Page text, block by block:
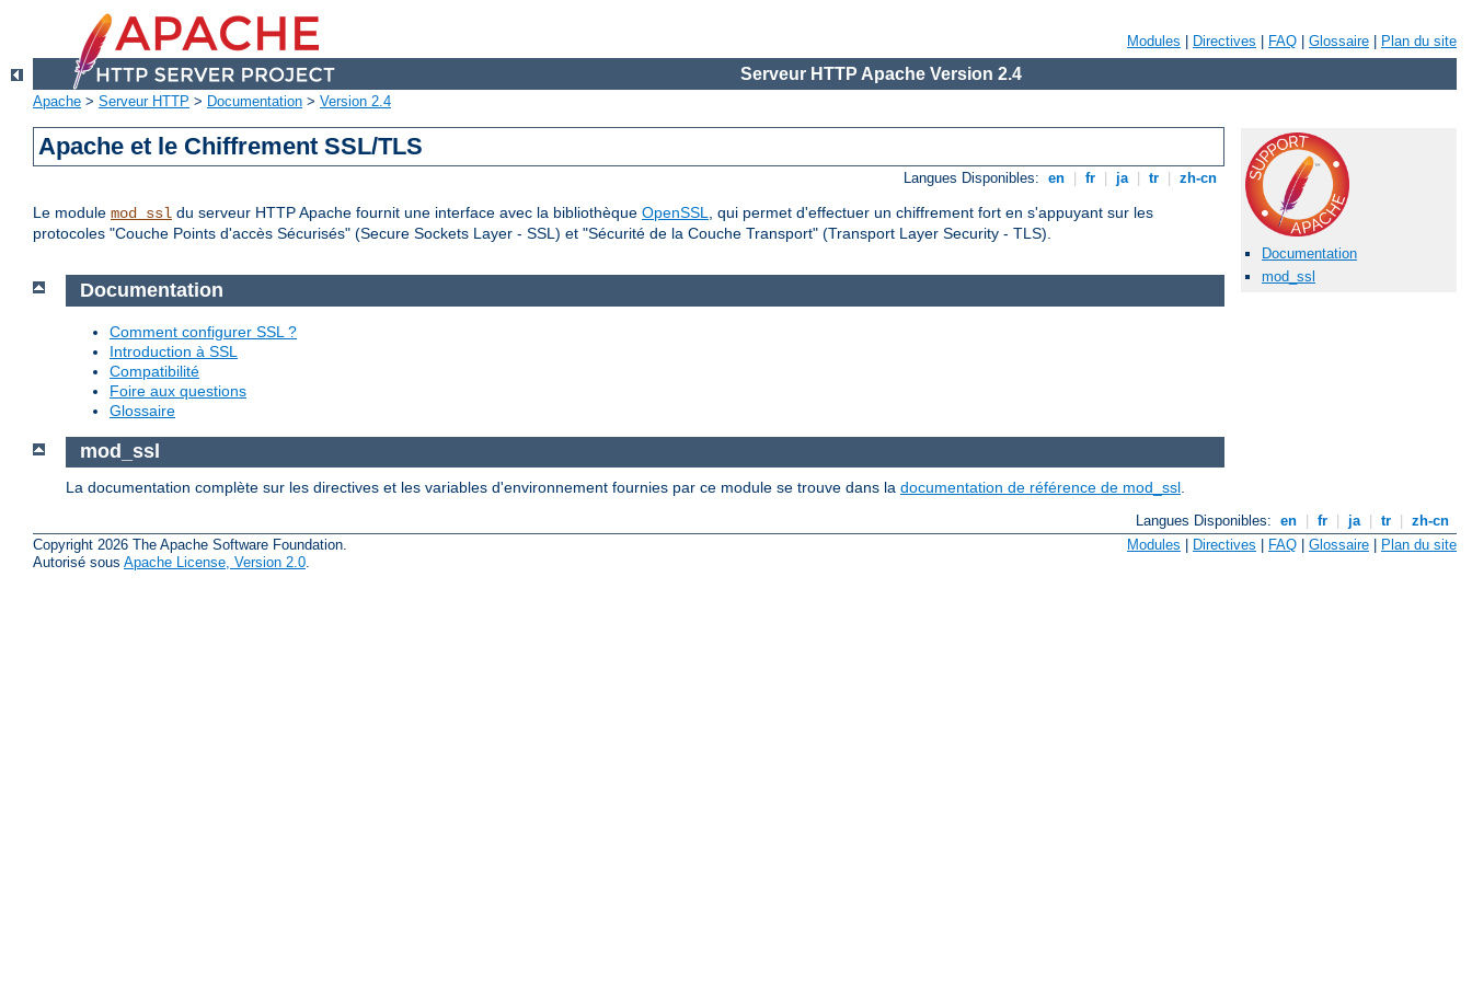
Modules Directives FAQ Glossaire Plan du site
Serveur HTTP Apache Version 2.4
Apache > Serveur HTTP > Documentation > Version 2.4
Apache et le Chiffrement SSL/TLS
Langues Disponibles: en fr ja tr zh-cn
Le module mod_ssl du serveur HTTP Apache fournit une interface avec la bibliothèque OpenSSL, qui permet d'effectuer un chiffrement fort en s'appuyant sur les
protocoles "Couche Points d'accès Sécurisés" (Secure Sockets Layer - SSL) et "Sécurité de la Couche Transport" (Transport Layer Security - TLS).
Documentation
mod_ssl
Documentation
Comment configurer SSL ?
Introduction à SSL
Compatibilité
Foire aux questions
Glossaire
mod_ssl
La documentation complète sur les directives et les variables d'environnement fournies par ce module se trouve dans la documentation de référence de mod_ssl
Langues Disponibles: en fr ja tr
zh-cn
Copyright 2026 The Apache Software Foundation.
Autorisé sous Apache License, Version 2.0.
Modules Directives FAQ Glossaire Plan du site